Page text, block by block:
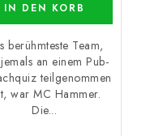
IN DEN KORB
berühmteste Team,
an einem Pub-
teilgenommen
war MC Hammer.
Die...